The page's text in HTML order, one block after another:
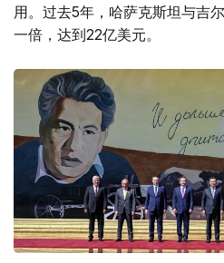
用。过去5年，哈萨克斯坦与吉
一倍，达到22亿美元。